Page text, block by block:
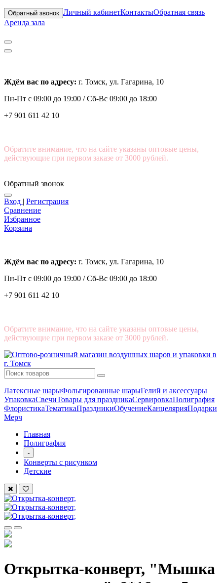
Обратный звонок Личный кабинетКонтактыОбратная связь
Аренда зала
Ждём вас по адресу: г. Томск, ул. Гагарина, 10
Пн-Пт с 09:00 до 19:00 /Сб-Вс 09:00 до 18:00
+7 901 611 42 10
Обратите внимание, что на сайте указаны оптовые цены,
действующие при первом заказе от 3000 рублей.
Обратный звонок
Вход | Регистрация
Сравнение
Избранное
Корзина
Ждём вас по адресу: г. Томск, ул. Гагарина, 10
Пн-Пт с 09:00 до 19:00 /Сб-Вс 09:00 до 18:00
+7 901 611 42 10
Обратите внимание, что на сайте указаны оптовые цены,
действующие при первом заказе от 3000 рублей.
Латексные шарыФольгированные шарыГелий и аксессуары
УпаковкаСвечиТовары для праздникаСервировкаПолиграфия
ФлористикаТематикаПраздникиОбучениеКанцелярияПодарки
Мерч
Главная
Полиграфия
-
Конверты с рисунком
Детские
Открытка-конверт, "Мышка